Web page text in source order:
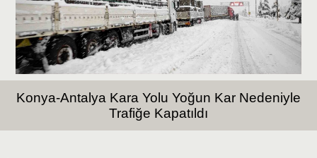
Konya-Antalya Kara Yolu Yoğun Kar Nedeniyle
Trafiğe Kapatıldı